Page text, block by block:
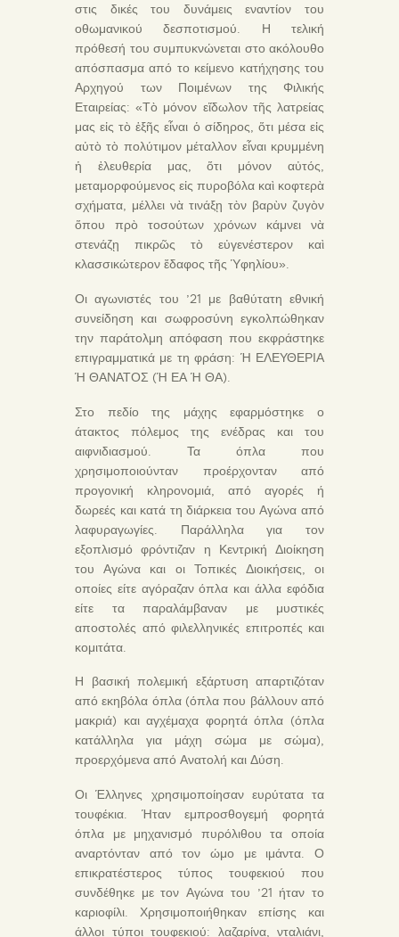
στις δικές του δυνάμεις εναντίον του
οθωμανικού δεσποτισμού. Η τελική
πρόθεσή του συμπυκνώνεται στο ακόλουθο
απόσπασμα από το κείμενο κατήχησης του
Αρχηγού των Ποιμένων της Φιλικής
Εταιρείας: «Τὸ μόνον εἴδωλον τῆς λατρείας
μας εἰς τὸ ἑξῆς εἶναι ὁ σίδηρος, ὅτι μέσα εἰς
αὐτὸ τὸ πολύτιμον μέταλλον εἶναι κρυμμένη
ἡ ἐλευθερία μας, ὅτι μόνον αὐτός,
μεταμορφούμενος εἰς πυροβόλα καὶ κοφτερὰ
σχήματα, μέλλει νὰ τινάξῃ τὸν βαρὺν ζυγὸν
ὅπου πρὸ τοσούτων χρόνων κάμνει νὰ
στενάζῃ πικρῶς τὸ εὐγενέστερον καὶ
κλασσικώτερον ἔδαφος τῆς Ὑφηλίου».
Οι αγωνιστές του ’21 με βαθύτατη εθνική
συνείδηση και σωφροσύνη εγκολπώθηκαν
την παράτολμη απόφαση που εκφράστηκε
επιγραμματικά με τη φράση: Ή ΕΛΕΥΘΕΡΙΑ
Ή ΘΑΝΑΤΟΣ (Ή ΕΑ Ή ΘΑ).
Στο πεδίο της μάχης εφαρμόστηκε ο
άτακτος πόλεμος της ενέδρας και του
αιφνιδιασμού. Τα όπλα που
χρησιμοποιούνταν προέρχονταν από
προγονική κληρονομιά, από αγορές ή
δωρεές και κατά τη διάρκεια του Αγώνα από
λαφυραγωγίες. Παράλληλα για τον
εξοπλισμό φρόντιζαν η Κεντρική Διοίκηση
του Αγώνα και οι Τοπικές Διοικήσεις, οι
οποίες είτε αγόραζαν όπλα και άλλα εφόδια
είτε τα παραλάμβαναν με μυστικές
αποστολές από φιλελληνικές επιτροπές και
κομιτάτα.
Η βασική πολεμική εξάρτυση απαρτιζόταν
από εκηβόλα όπλα (όπλα που βάλλουν από
μακριά) και αγχέμαχα φορητά όπλα (όπλα
κατάλληλα για μάχη σώμα με σώμα),
προερχόμενα από Ανατολή και Δύση.
Οι Έλληνες χρησιμοποίησαν ευρύτατα τα
τουφέκια. Ήταν εμπροσθογεμή φορητά
όπλα με μηχανισμό πυρόλιθου τα οποία
αναρτόνταν από τον ώμο με ιμάντα. Ο
επικρατέστερος τύπος τουφεκιού που
συνδέθηκε με τον Αγώνα του ’21 ήταν το
καριοφίλι. Χρησιμοποιήθηκαν επίσης και
άλλοι τύποι τουφεκιού: λαζαρίνα, νταλιάνι,